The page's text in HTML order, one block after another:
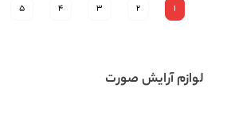
1
2
3
4
5
لوازم آرایش صورت